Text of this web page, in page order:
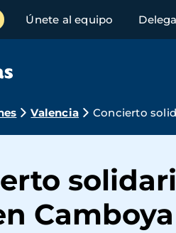
Únete al equipo
Valencia Concierto
Camboya